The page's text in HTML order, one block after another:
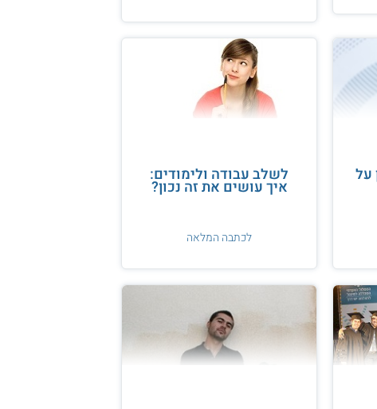
על לשלב עבודה ולימודים:
איך עושים את זה נכון?
לכתבה המלאה